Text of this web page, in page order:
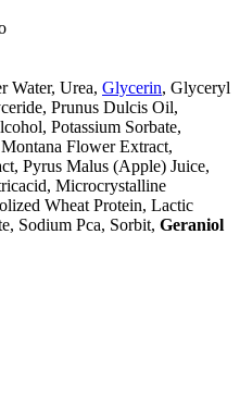
Water, Urea, Glycerin, Glyceryl
Prunus Dulcis Oil,
Potassium Sorbate,
Flower Extract,
Pyrus Malus (Apple) Juice,
Microcrystalline
Wheat Protein, Lactic
Sodium Pca, Sorbit, Geraniol